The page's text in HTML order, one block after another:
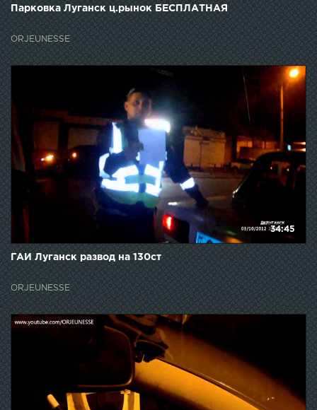
Парковка Луганск ц.рынок БЕСПЛАТНАЯ
ORJEUNESSE
34:45
ГАИ Луганск развод на 130ст
ORJEUNESSE